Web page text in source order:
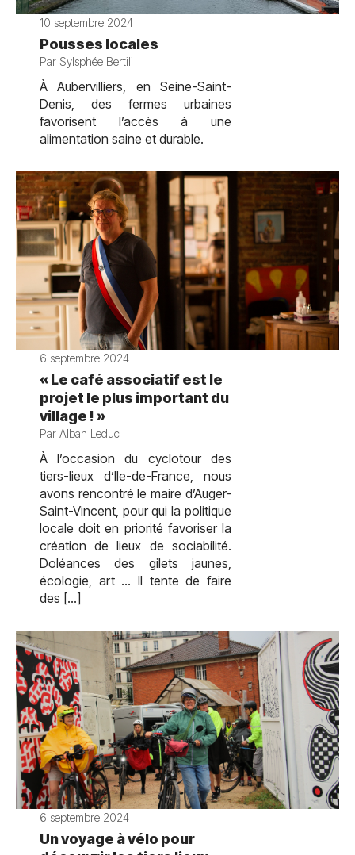
10 septembre 2024
Pousses locales
Par Sylsphée Bertili
À Aubervilliers, en Seine-Saint-
Denis, des fermes urbaines
favorisent l’accès à une
alimentation saine et durable.
6 septembre 2024
« Le café associatif est le
projet le plus important du
village ! »
Par Alban Leduc
À l’occasion du cyclotour des
tiers-lieux d’Ile-de-France, nous
avons rencontré le maire d’Auger-
Saint-Vincent, pour qui la politique
locale doit en priorité favoriser la
création de lieux de sociabilité.
Doléances des gilets jaunes,
écologie, art … Il tente de faire
des […]
6 septembre 2024
Un voyage à vélo pour